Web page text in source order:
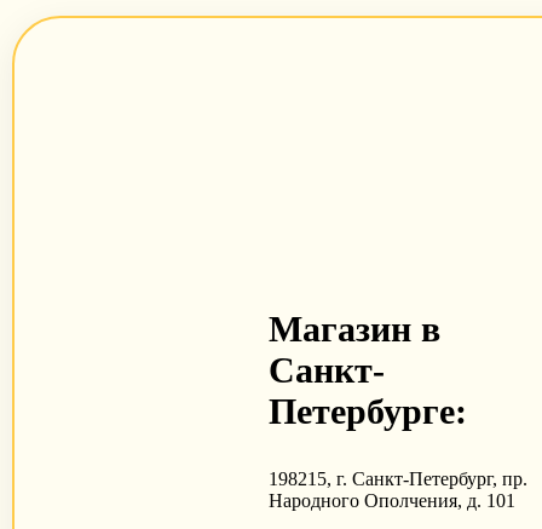
Магазин в
Санкт-
Петербурге:
198215, г. Санкт-Петербург, пр.
Народного Ополчения, д. 101